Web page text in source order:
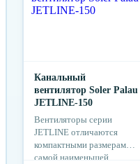
Канальный
вентилятор Soler Palau
JETLINE-150
Вентиляторы серии
JETLINE отличаются
компактными размерами,
самой наименьшей